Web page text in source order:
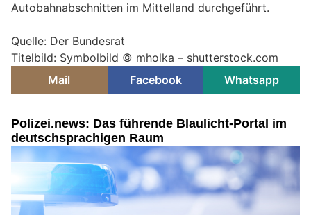
Autobahnabschnitten im Mittelland durchgeführt.
Quelle: Der Bundesrat
Titelbild: Symbolbild © mholka – shutterstock.com
Mail
Facebook Whatsapp
Polizei.news: Das führende Blaulicht-Portal im
deutschsprachigen Raum